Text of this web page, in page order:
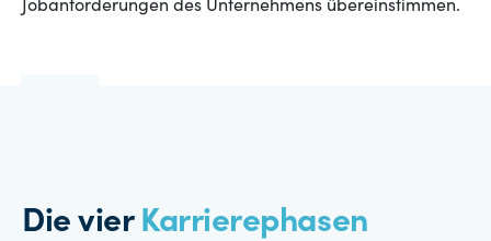
Jobanforderungen des Unternehmens übereinstimmen.
Die vier Karrierephasen